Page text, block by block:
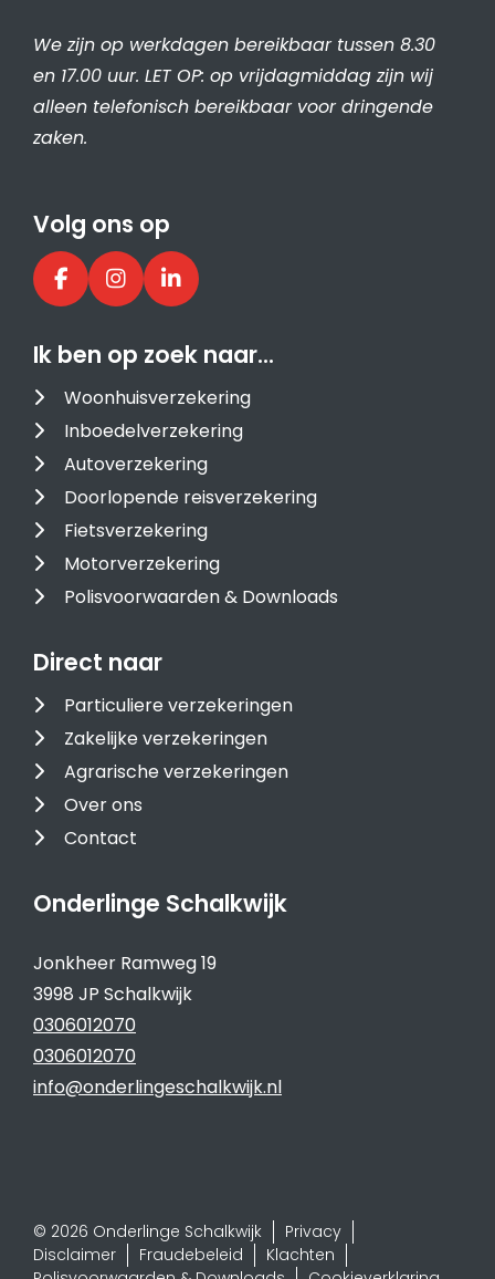
We zijn op werkdagen bereikbaar tussen 8.30
en 17.00 uur. LET OP: op vrijdagmiddag zijn wij
alleen telefonisch bereikbaar voor dringende
zaken.
Volg ons op
Ik ben op zoek naar…
Woonhuisverzekering
Inboedelverzekering
Autoverzekering
Doorlopende reisverzekering
Fietsverzekering
Motorverzekering
Polisvoorwaarden & Downloads
Direct naar
Particuliere verzekeringen
Zakelijke verzekeringen
Agrarische verzekeringen
Over ons
Contact
Onderlinge Schalkwijk
Jonkheer Ramweg 19
3998 JP Schalkwijk
0306012070
0306012070
info@onderlingeschalkwijk.nl
© 2026 Onderlinge Schalkwijk
Privacy
Disclaimer
Fraudebeleid
Klachten